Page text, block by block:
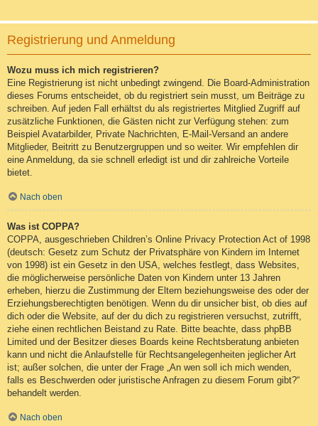
Registrierung und Anmeldung
Wozu muss ich mich registrieren?
Eine Registrierung ist nicht unbedingt zwingend. Die Board-Administration
dieses Forums entscheidet, ob du registriert sein musst, um Beiträge zu
schreiben. Auf jeden Fall erhältst du als registriertes Mitglied Zugriff auf
zusätzliche Funktionen, die Gästen nicht zur Verfügung stehen: zum
Beispiel Avatarbilder, Private Nachrichten, E-Mail-Versand an andere
Mitglieder, Beitritt zu Benutzergruppen und so weiter. Wir empfehlen dir
eine Anmeldung, da sie schnell erledigt ist und dir zahlreiche Vorteile
bietet.
Nach oben
Was ist COPPA?
COPPA, ausgeschrieben Children’s Online Privacy Protection Act of 1998
(deutsch: Gesetz zum Schutz der Privatsphäre von Kindern im Internet
von 1998) ist ein Gesetz in den USA, welches festlegt, dass Websites,
die möglicherweise persönliche Daten von Kindern unter 13 Jahren
erheben, hierzu die Zustimmung der Eltern beziehungsweise des oder der
Erziehungsberechtigten benötigen. Wenn du dir unsicher bist, ob dies auf
dich oder die Website, auf der du dich zu registrieren versuchst, zutrifft,
ziehe einen rechtlichen Beistand zu Rate. Bitte beachte, dass phpBB
Limited und der Besitzer dieses Boards keine Rechtsberatung anbieten
kann und nicht die Anlaufstelle für Rechtsangelegenheiten jeglicher Art
ist; außer solchen, die unter der Frage „An wen soll ich mich wenden,
falls es Beschwerden oder juristische Anfragen zu diesem Forum gibt?“
behandelt werden.
Nach oben